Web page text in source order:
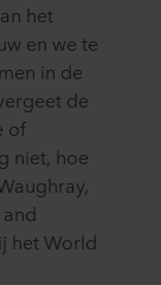
het
en we te
in de
de
of
niet, hoe
het World